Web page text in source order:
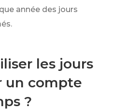
année des jours
les jours
un compte
?